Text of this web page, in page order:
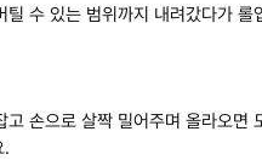
수 있는 범위까지 내려갔다가 롤
손으로 살짝 밀어주며 올라오면
.